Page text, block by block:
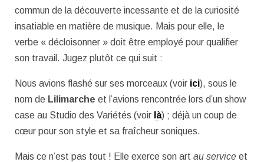
commun de la découverte incessante et de la curiosité
insatiable en matière de musique. Mais pour elle, le
verbe « décloisonner » doit être employé pour qualifier
son travail. Jugez plutôt ce qui suit :
Nous avions flashé sur ses morceaux (voir ici), sous le
nom de Lilimarche et l’avions rencontrée lors d’un show
case au Studio des Variétés (voir là) ; déjà un coup de
cœur pour son style et sa fraîcheur soniques.
Mais ce n’est pas tout ! Elle exerce son art au service et